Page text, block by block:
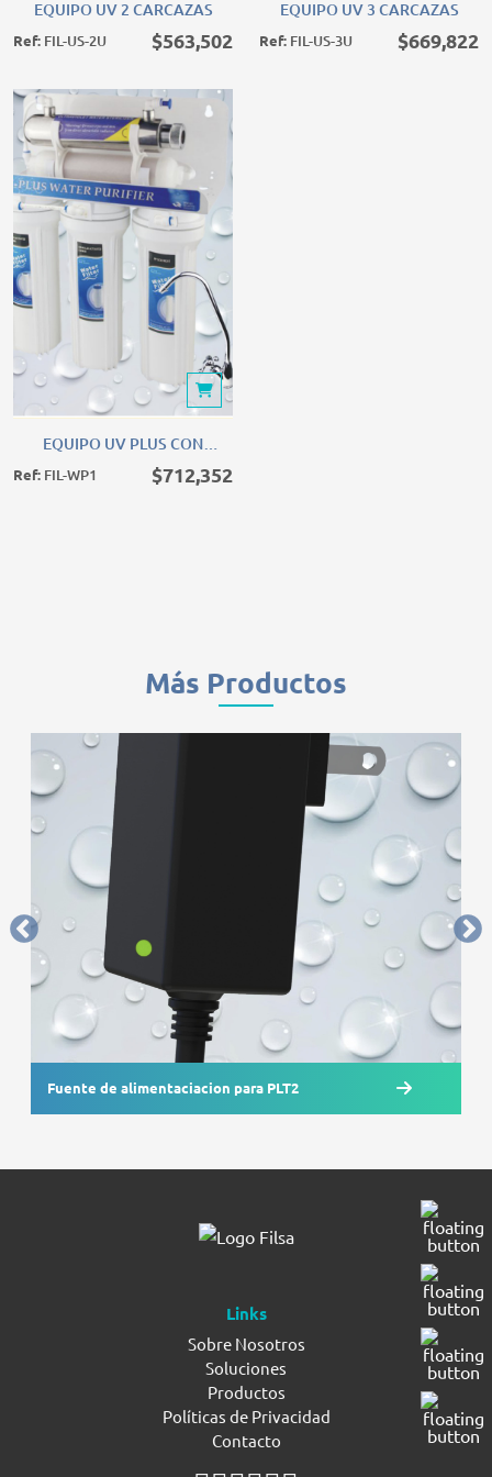
EQUIPO UV 2 CARCAZAS
Ref: FIL-US-2U $563,502
EQUIPO UV 3 CARCAZAS
Ref: FIL-US-3U $669,822
EQUIPO UV PLUS CON
CARCAZAS
Ref: FIL-WP1 $712,352
Más Productos
Fuente de alimentaciacion para PLT2
Links
Sobre Nosotros
Soluciones
Productos
Políticas de Privacidad
Contacto